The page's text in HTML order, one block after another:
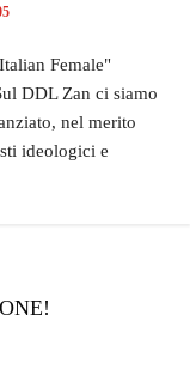
Female"
DDL Zan ci siamo
nel merito
ideologici e